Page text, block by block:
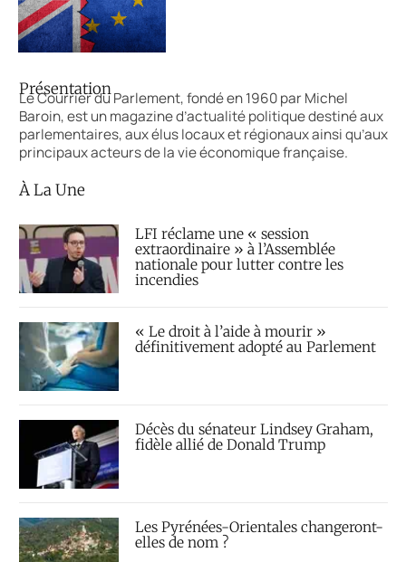
Présentation
Le Courrier du Parlement, fondé en 1960 par Michel
Baroin, est un magazine d’actualité politique destiné aux
parlementaires, aux élus locaux et régionaux ainsi qu’aux
principaux acteurs de la vie économique française.
À La Une
LFI réclame une « session
extraordinaire » à l’Assemblée
nationale pour lutter contre les
incendies
« Le droit à l’aide à mourir »
définitivement adopté au Parlement
Décès du sénateur Lindsey Graham,
fidèle allié de Donald Trump
Les Pyrénées-Orientales changeront-
elles de nom ?